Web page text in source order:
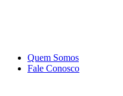
Quem Somos
Fale Conosco